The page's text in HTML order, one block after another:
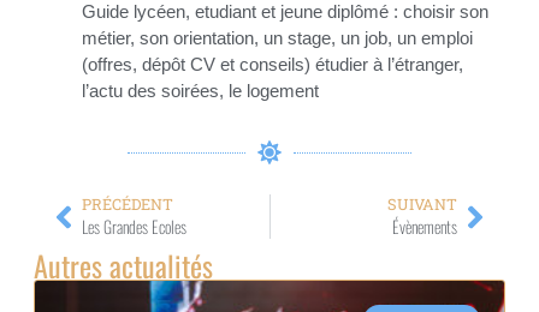
Guide lycéen, etudiant et jeune diplômé : choisir son
métier, son orientation, un stage, un job, un emploi
(offres, dépôt CV et conseils) étudier à l’étranger,
l’actu des soirées, le logement
PRÉCÉDENT
Les Grandes Ecoles
SUIVANT
Évènements
Autres actualités